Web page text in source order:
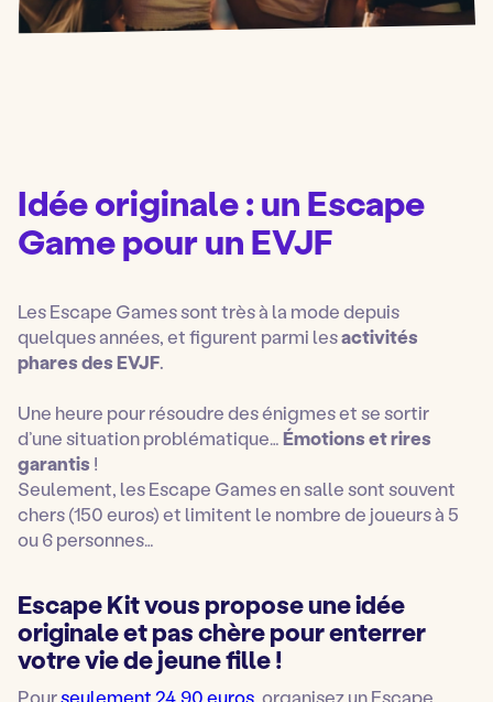
Idée originale : un Escape
Game pour un EVJF
Les Escape Games sont très à la mode depuis
quelques années, et figurent parmi lesactivités
phares des EVJF.
Une heure pour résoudre des énigmes et se sortir
d’une situation problématique…Émotions et rires
garantis !
Seulement, les Escape Games en salle sont souvent
chers (150 euros) et limitent le nombre de joueurs à 5
ou 6 personnes…
Escape Kit vous propose une idée
originale et pas chère pour enterrer
votre vie de jeune fille !
Pourseulement 24,90 euros , organisez un Escape